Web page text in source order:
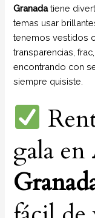
Granadatiene
temas usar
tenemos vestidos
transparencias,
encontrando con
siempre quisiste.
gala en